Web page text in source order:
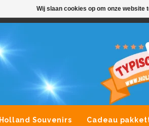
AVONDLEVERING
Holland Souvenirs Cadeau
Wij slaan cookies op om onze website